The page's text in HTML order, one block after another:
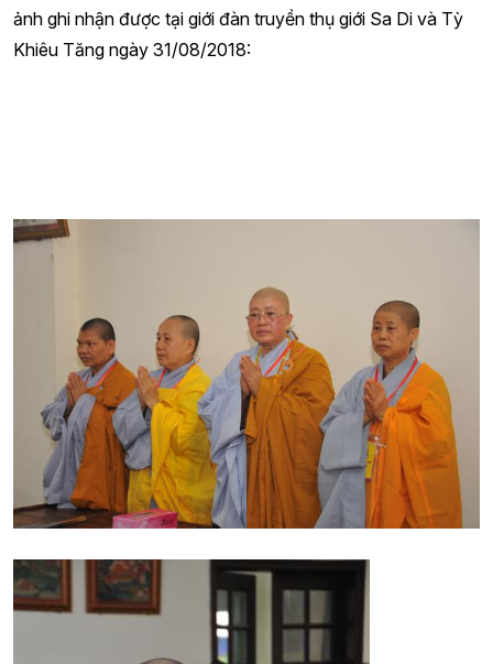
ảnh ghi nhận được tại giới đàn truyền thụ giới Sa Di và Tỳ
Khiêu Tăng ngày 31/08/2018: